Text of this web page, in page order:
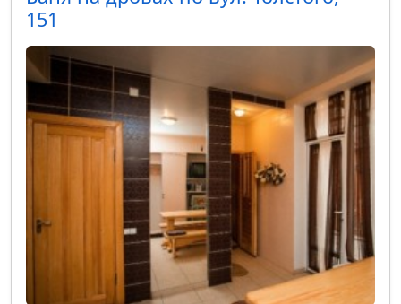
151